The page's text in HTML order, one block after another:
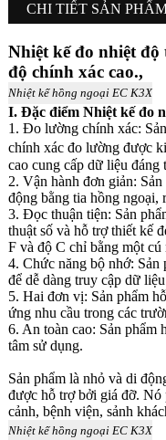
CHI TIẾT SẢN
Nhiệt kế đo nhiệt
độ chính xác cao.,
Nhiệt kế hồng ngoại EC K3X
I. Đặc điểm Nhiệt kế đo
1. Đo lường chính xác:
chính xác đo lường được
cao cung cấp dữ liệu đáng
2. Vận hành đơn giản:
động bằng tia hồng ngoại,
3. Đọc thuận tiện: Sản
thuật số và hỗ trợ thiết kế
F và độ C chỉ bằng một
4. Chức năng bộ nhớ:
để dễ dàng truy cập dữ
5. Hai đơn vị: Sản phẩm
ứng nhu cầu trong các
6. An toàn cao: Sản phẩm
tâm sử dụng.
Sản phẩm là nhỏ và di
được hỗ trợ bởi giá đỡ. Nó
cảnh, bệnh viện, sảnh
Nhiệt kế hồng ngoại EC K3X